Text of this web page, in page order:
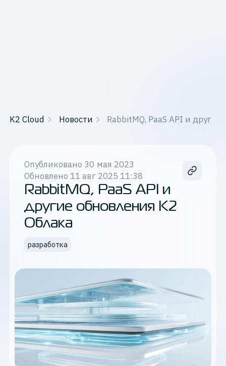
K2 Cloud Новости RabbitMQ, PaaS API и
Опубликовано 30 мая 2023
Обновлено 11 авг 2025 11:38
RabbitMQ, PaaS API и
другие обновления К2
Облака
разработка